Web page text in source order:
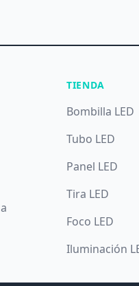
TIENDA
Bombilla LED
Tubo LED
Panel LED
Tira LED
Foco LED
Iluminación